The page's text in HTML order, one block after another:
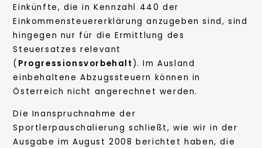
Einkünfte, die in Kennzahl 440 der
Einkommensteuererklärung anzugeben sind, sind
hingegen nur für die Ermittlung des
Steuersatzes relevant
( Progressionsvorbehalt ). Im Ausland
einbehaltene Abzugssteuern können in
Österreich nicht angerechnet werden.
Die Inanspruchnahme der
Sportlerpauschalierung schließt, wie wir in der
Ausgabe im August 2008 berichtet haben, die